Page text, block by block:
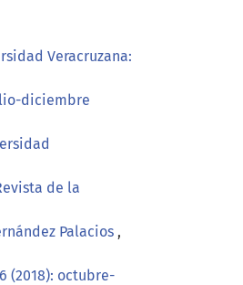
Veracruzana:
diciembre
de la
Palacios ,
(2018): octubre-